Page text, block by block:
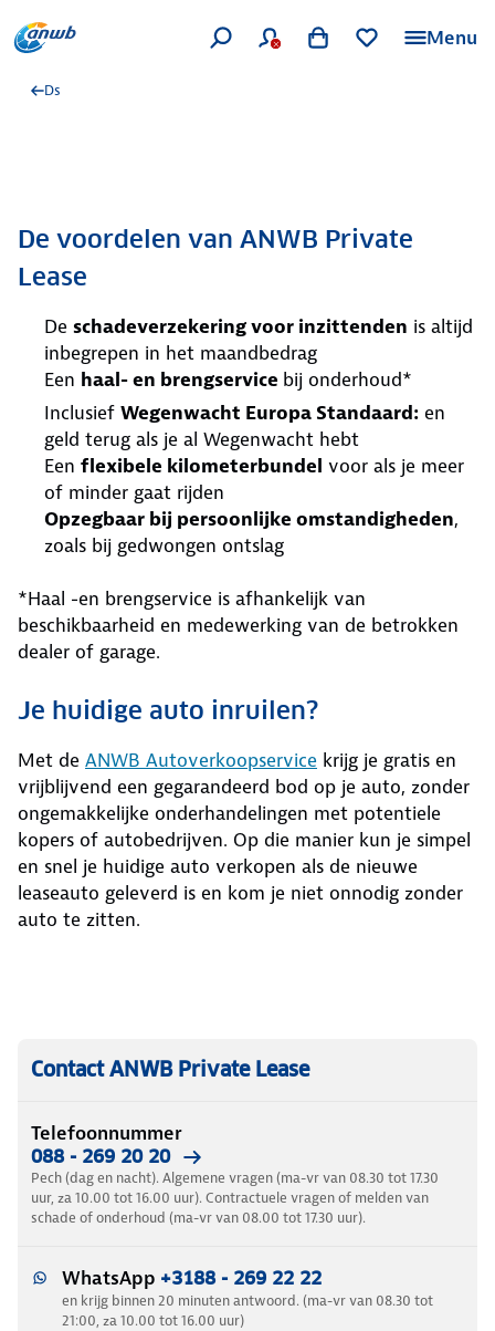
Menu
Ds
De voordelen van ANWB Private
Lease
De schadeverzekering voor inzittenden is altijd
inbegrepen in het maandbedrag
Een haal- en brengservice bij onderhoud*
Inclusief Wegenwacht Europa Standaard: en
geld terug als je al Wegenwacht hebt
Een flexibele kilometerbundel voor als je meer
of minder gaat rijden
Opzegbaar bij persoonlijke omstandigheden,
zoals bij gedwongen ontslag
*Haal -en brengservice is afhankelijk van
beschikbaarheid en medewerking van de betrokken
dealer of garage.
Je huidige auto inruilen?
Met de ANWB Autoverkoopservice krijg je gratis en
vrijblijvend een gegarandeerd bod op je auto, zonder
ongemakkelijke onderhandelingen met potentiele
kopers of autobedrijven. Op die manier kun je simpel
en snel je huidige auto verkopen als de nieuwe
leaseauto geleverd is en kom je niet onnodig zonder
auto te zitten.
Contact ANWB Private Lease
Telefoonnummer
088 - 269 20 20
Pech (dag en nacht). Algemene vragen (ma-vr van 08.30 tot 17.30
uur, za 10.00 tot 16.00 uur). Contractuele vragen of melden van
schade of onderhoud (ma-vr van 08.00 tot 17.30 uur).
WhatsApp +3188 - 269 22 22
en krijg binnen 20 minuten antwoord. (ma-vr van 08.30 tot
21:00, za 10.00 tot 16.00 uur)